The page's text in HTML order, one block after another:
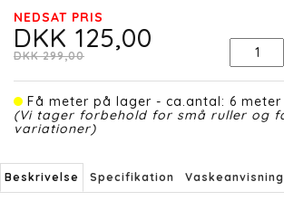
NEDSAT PRIS
DKK 125,00
DKK 299,00
Få meter på lager - ca.antal: 6 meter
(Vi tager forbehold for små ruller og
variationer)
Beskrivelse Specifikation